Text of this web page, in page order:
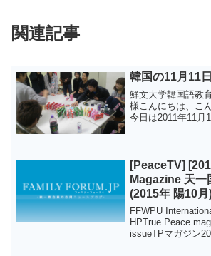
関連記事
韓国の11月11
鮮文大学韓国語教
様こんにちは、こ
今日は2011年11月
と言いますが...
[PeaceTV]
Magazine 天一
(2015年 陽10
FFWPU
HPTrue Peace
issueTPマガジン